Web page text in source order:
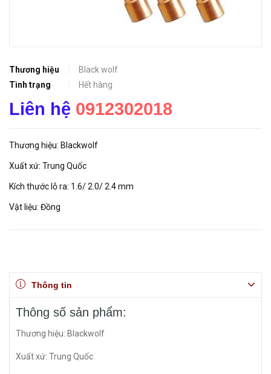
Thương hiệu
Black wolf
Tình trạng
Hết hàng
Liên hệ 0912302018
Thương hiệu: Blackwolf
Xuất xứ: Trung Quốc
Kích thước lỗ ra: 1.6/ 2.0/ 2.4 mm
Vật liệu: Đồng
Thông tin
Thông số sản phẩm:
Thương hiệu: Blackwolf
Xuất xứ: Trung Quốc